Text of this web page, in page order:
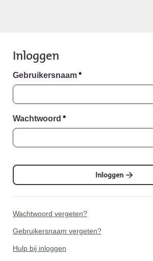
Inloggen
Gebruikersnaam*
Wachtwoord *
Inloggen
Wachtwoord vergeten?
Gebruikersnaam vergeten?
Hulp bij inloggen